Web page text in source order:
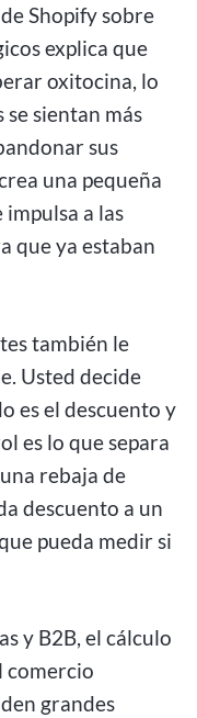
Shopify sobre
explica que
oxitocina, lo
sientan más
sus
una pequeña
a las
que ya estaban
también le
Usted decide
es el descuento y
es lo que separa
rebaja de
descuento a un
pueda medir si
y B2B, el cálculo
comercio
grandes